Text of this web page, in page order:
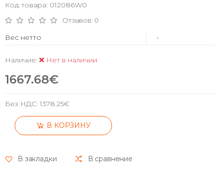
Код товара: 012086W0
Отзывов: 0
Вес нетто -
Наличие: Нет в наличии
1667.68€
Без НДС:1378.25€
В КОРЗИНУ
В закладки В сравнение